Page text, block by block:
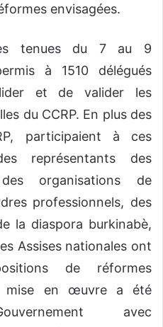
envisagées.
tenues du 7 au 9
à 1510 délégués
et de valider les
du CCRP. En plus des
participaient à ces
représentants des
organisations de
professionnels, des
la diaspora burkinabè,
Assises nationales ont
de réformes
mise en œuvre a été
avec